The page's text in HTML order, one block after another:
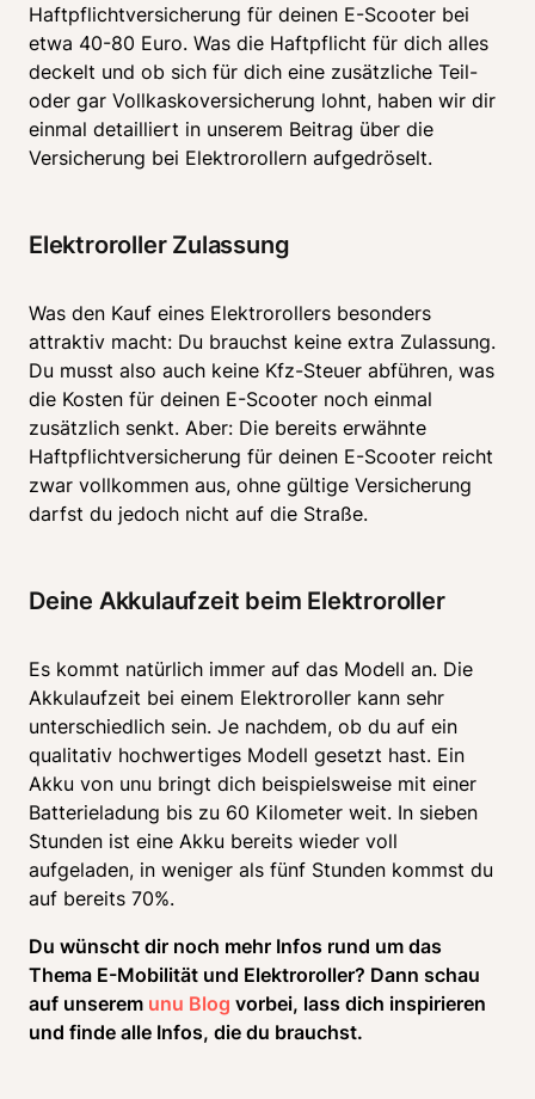
Haftpflichtversicherung für deinen E-Scooter bei
etwa 40-80 Euro. Was die Haftpflicht für dich alles
deckelt und ob sich für dich eine zusätzliche Teil-
oder gar Vollkaskoversicherung lohnt, haben wir dir
einmal detailliert in unserem Beitrag über die
Versicherung bei Elektrorollern aufgedröselt.
Elektroroller Zulassung
Was den Kauf eines Elektrorollers besonders
attraktiv macht: Du brauchst keine extra Zulassung.
Du musst also auch keine Kfz-Steuer abführen, was
die Kosten für deinen E-Scooter noch einmal
zusätzlich senkt. Aber: Die bereits erwähnte
Haftpflichtversicherung für deinen E-Scooter reicht
zwar vollkommen aus, ohne gültige Versicherung
darfst du jedoch nicht auf die Straße.
Deine Akkulaufzeit beim Elektroroller
Es kommt natürlich immer auf das Modell an. Die
Akkulaufzeit bei einem Elektroroller kann sehr
unterschiedlich sein. Je nachdem, ob du auf ein
qualitativ hochwertiges Modell gesetzt hast. Ein
Akku von unu bringt dich beispielsweise mit einer
Batterieladung bis zu 60 Kilometer weit. In sieben
Stunden ist eine Akku bereits wieder voll
aufgeladen, in weniger als fünf Stunden kommst du
auf bereits 70%.
Du wünscht dir noch mehr Infos rund um das
Thema E-Mobilität und Elektroroller? Dann schau
auf unserem unu Blog vorbei, lass dich inspirieren
und finde alle Infos, die du brauchst.